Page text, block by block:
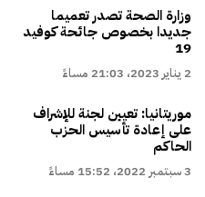
وزارة الصحة تصدر تعميما
جديدا بخصوص جائحة كوفيد
19
2 يناير 2023، 21:03 مساءً
موريتانيا: تعيين لجنة للإشراف
على إعادة تأسيس الحزب
الحاكم
3 سبتمبر 2022، 15:52 مساءً